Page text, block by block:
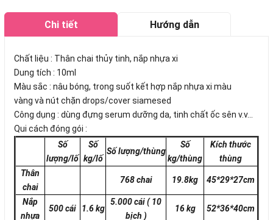
Chi tiết Hướng dẫn
Chất liệu : Thân chai thủy tinh, nắp nhựa xi
Dung tích : 10ml
Màu sắc : nâu bóng, trong suốt kết hợp nắp nhựa xi màu
vàng và nút chặn drops/cover siamesed
Công dụng : dùng đựng serum dưỡng da, tinh chất ốc sên v.v...
Qui cách đóng gói :
Số
lượng/lố
Số
kg/lố
Số lượng/thùng
Số
kg/thùng
Kích thước
thùng
Thân
chai
768 chai 19.8kg 45*29*27cm
Nắp
nhựa
500 cái 1.6 kg
5.000 cái( 10
bịch )
16 kg 52*36*40cm